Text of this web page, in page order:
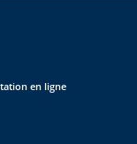
en ligne